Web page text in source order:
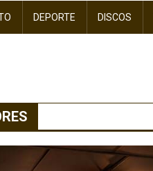
DEPORTE DISCOS